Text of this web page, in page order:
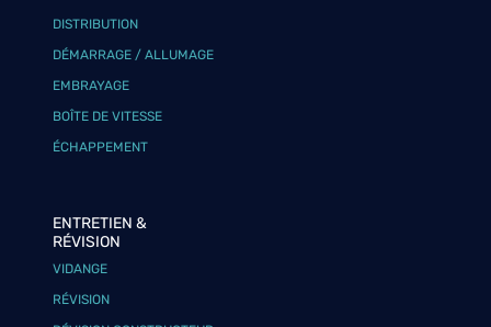
DISTRIBUTION
DÉMARRAGE / ALLUMAGE
EMBRAYAGE
BOÎTE DE VITESSE
ÉCHAPPEMENT
ENTRETIEN &
RÉVISION
VIDANGE
RÉVISION